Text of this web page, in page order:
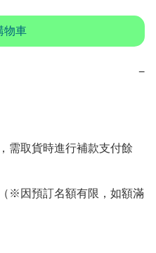
物車
−
需取貨時進行補款支付餘
※因預訂名額有限，如額滿